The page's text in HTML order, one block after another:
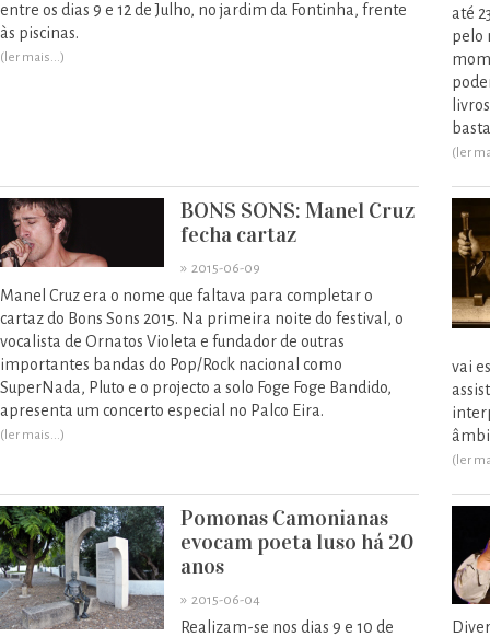
entre os dias 9 e 12 de Julho, no jardim da Fontinha, frente
às piscinas.
(ler mais...)
até
pelo
(ler
BONS SONS: Manel Cruz
fecha cartaz
» 2015-06-09
Manel Cruz era o nome que faltava para completar o
cartaz do Bons Sons 2015. Na primeira noite do festival, o
vocalista de Ornatos Violeta e fundador de outras
importantes bandas do Pop/Rock nacional como
SuperNada, Pluto e o projecto a solo Foge Foge Bandido,
apresenta um concerto especial no Palco Eira.
(ler mais...)
vai
(ler
Pomonas Camonianas
evocam poeta luso há 20
anos
» 2015-06-04
Realizam-se nos dias 9 e 10 de